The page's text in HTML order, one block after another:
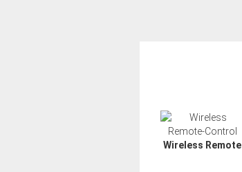
Wireless Remote